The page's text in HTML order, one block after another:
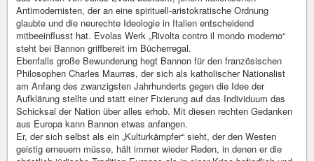
Antimodernisten, der an eine spirituell-aristokratische Ordnung
glaubte und die neurechte Ideologie in Italien entscheidend
mitbeeinflusst hat. Evolas Werk „Rivolta contro il mondo moderno“
steht bei Bannon griffbereit im Bücherregal.
Ebenfalls große Bewunderung hegt Bannon für den französischen
Philosophen Charles Maurras, der sich als katholischer Nationalist
am Anfang des zwanzigsten Jahrhunderts gegen die Idee der
Aufklärung stellte und statt einer Fixierung auf das Individuum das
Schicksal der Nation über alles erhob. Mit diesen rechten Gedanken
aus Europa kann Bannon etwas anfangen.
Er, der sich selbst als ein „Kulturkämpfer“ sieht, der den Westen
geistig erneuern müsse, hält immer wieder Reden, in denen er die